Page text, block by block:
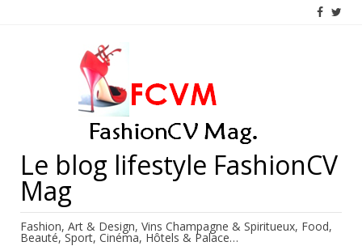
Le blog lifestyle FashionCV
Mag
Fashion, Art & Design, Vins Champagne & Spiritueux, Food,
Beauté, Sport, Cinéma, Hôtels & Palace…